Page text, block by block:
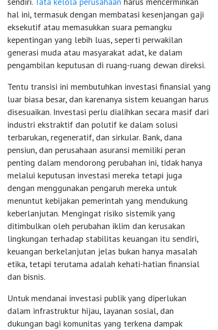
hal ini, termasuk dengan membatasi kesenjangan gaji
eksekutif atau memasukkan suara pemangku
kepentingan yang lebih luas, seperti perwakilan
generasi muda atau masyarakat adat, ke dalam
pengambilan keputusan di ruang-ruang dewan direksi.
Tentu transisi ini membutuhkan investasi finansial yang
luar biasa besar, dan karenanya sistem keuangan harus
disesuaikan. Investasi perlu dialihkan secara masif dari
industri ekstraktif dan polutif ke dalam solusi
terbarukan, regeneratif, dan sirkular. Bank, dana
pensiun, dan perusahaan asuransi memiliki peran
penting dalam mendorong perubahan ini, tidak hanya
melalui keputusan investasi mereka tetapi juga
dengan menggunakan pengaruh mereka untuk
menuntut kebijakan pemerintah yang mendukung
keberlanjutan. Mengingat risiko sistemik yang
ditimbulkan oleh perubahan iklim dan kerusakan
lingkungan terhadap stabilitas keuangan itu sendiri,
keuangan berkelanjutan jelas bukan hanya masalah
etika, tetapi terutama adalah kehati-hatian finansial
dan bisnis.
Untuk mendanai investasi publik yang diperlukan
dalam infrastruktur hijau, layanan sosial, dan
dukungan bagi komunitas yang terkena dampak